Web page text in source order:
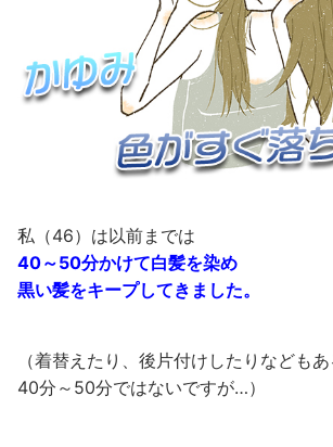
私（46）は以前までは
40～50分かけて白髪を染め
黒い髪をキープしてきました。
（着替えたり、後片付けしたりなども
40分～50分ではないですが…）